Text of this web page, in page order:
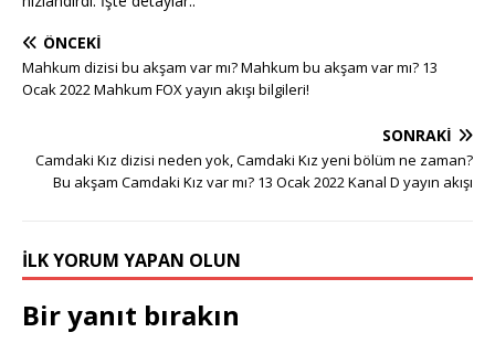
ÖNCEKI
Mahkum dizisi bu akşam var mı? Mahkum bu akşam var mı? 13
Ocak 2022 Mahkum FOX yayın akışı bilgileri!
SONRAKI
Camdaki Kız dizisi neden yok, Camdaki Kız yeni bölüm ne zaman?
Bu akşam Camdaki Kız var mı? 13 Ocak 2022 Kanal D yayın akışı
İLK YORUM YAPAN OLUN
Bir yanıt bırakın